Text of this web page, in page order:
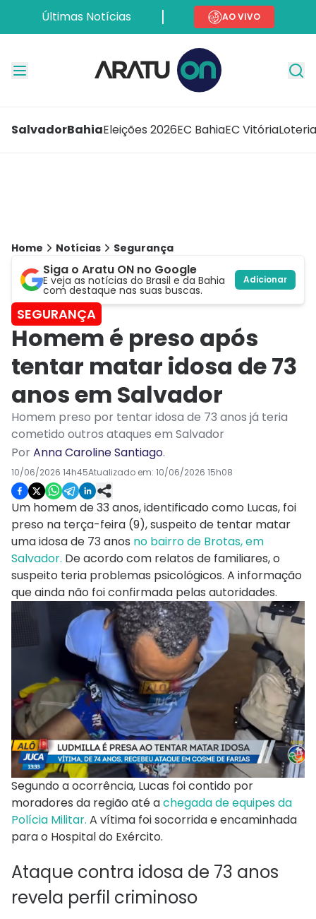
Últimas Notícias AO VIVO
SalvadorBahiaEleições 2026EC BahiaEC Vitória
Home Notícias Segurança
Siga o Aratu ON no Google
E veja as notícias do Brasil e da Bahia
com destaque nas suas buscas.
Adicionar
SEGURANÇA
Homem é preso após
tentar matar idosa de 73
anos em Salvador
Homem preso por tentar idosa de 73 anos já teria
cometido outros ataques em Salvador
PorAnna Caroline Santiago.
10/06/2026 14h45Atualizado em: 10/06/2026 15h08
Um homem de 33 anos, identificado como Lucas, foi
preso na terça-feira (9), suspeito de tentar matar
uma idosa de 73 anos no bairro de Brotas, em
Salvador. De acordo com relatos de familiares, o
suspeito teria problemas psicológicos. A informação
que ainda não foi confirmada pelas autoridades.
Segundo a ocorrência, Lucas foi contido por
moradores da região até achegada de equipes da
Polícia Militar. A vítima foi socorrida e encaminhada
para o Hospital do Exército.
Ataque contra idosa de 73 anos
revela perfil criminoso